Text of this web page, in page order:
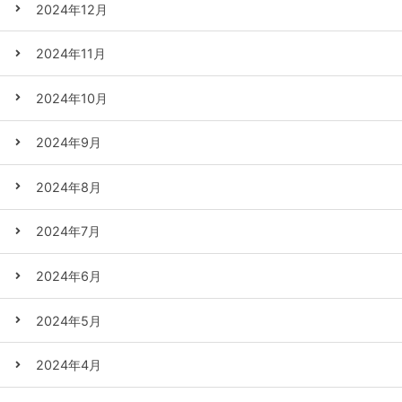
2024年12月
2024年11月
2024年10月
2024年9月
2024年8月
2024年7月
2024年6月
2024年5月
2024年4月